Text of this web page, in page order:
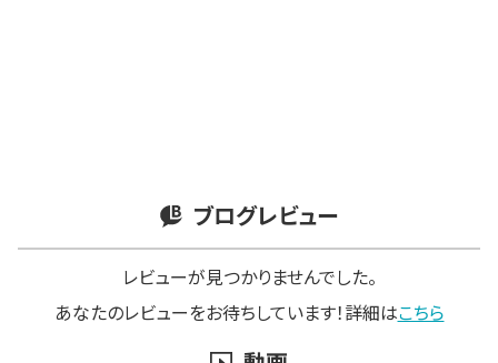
ブログレビュー
レビューが見つかりませんでした。
あなたのレビューをお待ちしています！詳細はこちら